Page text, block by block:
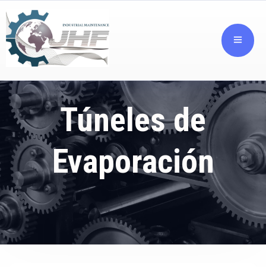
Túneles de
Evaporación